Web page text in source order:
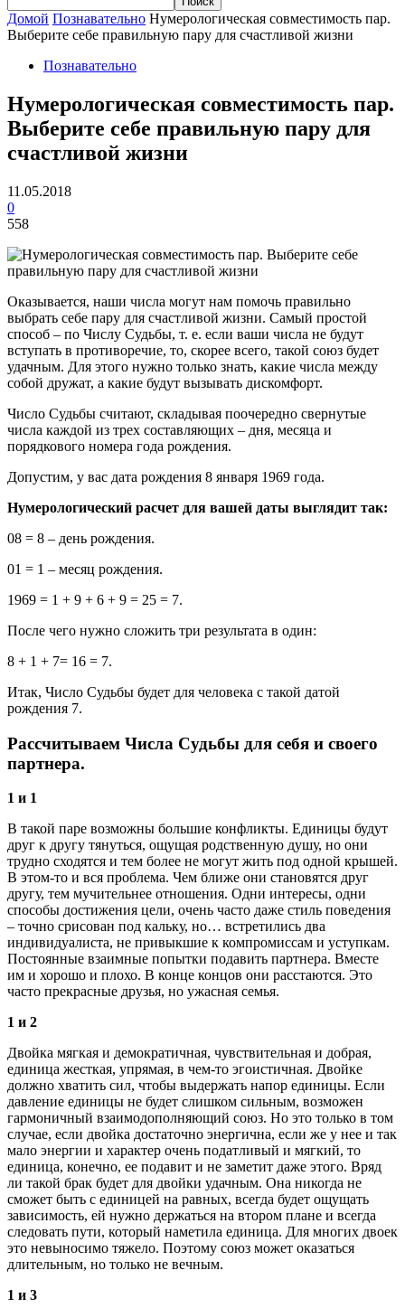
Домой Познавательно Нумерологическая совместимость пар.
Выберите себе правильную пару для счастливой жизни
Познавательно
Нумерологическая совместимость пар.
Выберите себе правильную пару для
счастливой жизни
11.05.2018
0
558
Оказывается, наши числа могут нам помочь правильно
выбрать себе пару для счастливой жизни. Самый простой
способ – по Числу Судьбы, т. е. если ваши числа не будут
вступать в противоречие, то, скорее всего, такой союз будет
удачным. Для этого нужно только знать, какие числа между
собой дружат, а какие будут вызывать дискомфорт.
Число Судьбы считают, складывая поочередно свернутые
числа каждой из трех составляющих – дня, месяца и
порядкового номера года рождения.
Допустим, у вас дата рождения 8 января 1969 года.
Нумерологический расчет для вашей даты выглядит так:
08 = 8 – день рождения.
01 = 1 – месяц рождения.
1969 = 1 + 9 + 6 + 9 = 25 = 7.
После чего нужно сложить три результата в один:
8 + 1 + 7= 16 = 7.
Итак, Число Судьбы будет для человека с такой датой
рождения 7.
Рассчитываем Числа Судьбы для себя и своего
партнера.
1 и 1
В такой паре возможны большие конфликты. Единицы будут
друг к другу тянуться, ощущая родственную душу, но они
трудно сходятся и тем более не могут жить под одной крышей.
В этом-то и вся проблема. Чем ближе они становятся друг
другу, тем мучительнее отношения. Одни интересы, одни
способы достижения цели, очень часто даже стиль поведения
– точно срисован под кальку, но… встретились два
индивидуалиста, не привыкшие к компромиссам и уступкам.
Постоянные взаимные попытки подавить партнера. Вместе
им и хорошо и плохо. В конце концов они расстаются. Это
часто прекрасные друзья, но ужасная семья.
1 и 2
Двойка мягкая и демократичная, чувствительная и добрая,
единица жесткая, упрямая, в чем-то эгоистичная. Двойке
должно хватить сил, чтобы выдержать напор единицы. Если
давление единицы не будет слишком сильным, возможен
гармоничный взаимодополняющий союз. Но это только в том
случае, если двойка достаточно энергична, если же у нее и так
мало энергии и характер очень податливый и мягкий, то
единица, конечно, ее подавит и не заметит даже этого. Вряд
ли такой брак будет для двойки удачным. Она никогда не
сможет быть с единицей на равных, всегда будет ощущать
зависимость, ей нужно держаться на втором плане и всегда
следовать пути, который наметила единица. Для многих двоек
это невыносимо тяжело. Поэтому союз может оказаться
длительным, но только не вечным.
1 и 3